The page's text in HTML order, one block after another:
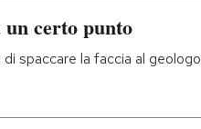
un certo punto
spaccare la faccia al geologo